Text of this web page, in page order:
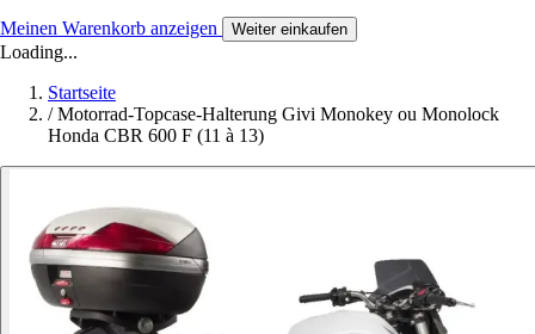
Meinen Warenkorb anzeigen Weiter einkaufen
Loading...
Startseite
/ Motorrad-Topcase-Halterung Givi Monokey ou Monolock
Honda CBR 600 F (11 à 13)